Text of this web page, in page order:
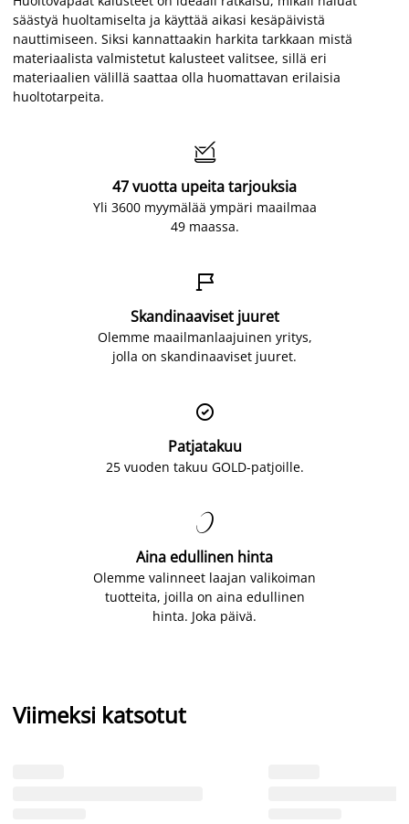
säästyä huoltamiselta ja käyttää aikasi kesäpäivistä
nauttimiseen. Siksi kannattaakin harkita tarkkaan mistä
materiaalista valmistetut kalusteet valitsee, sillä eri
materiaalien välillä saattaa olla huomattavan erilaisia
huoltotarpeita.

47 vuotta upeita tarjouksia
Yli 3600 myymälää ympäri maailmaa
49 maassa.

Skandinaaviset juuret
Olemme maailmanlaajuinen yritys,
jolla on skandinaaviset juuret.

Patjatakuu
25 vuoden takuu GOLD-patjoille.

Aina edullinen hinta
Olemme valinneet laajan valikoiman
tuotteita, joilla on aina edullinen
hinta. Joka päivä.
Viimeksi katsotut